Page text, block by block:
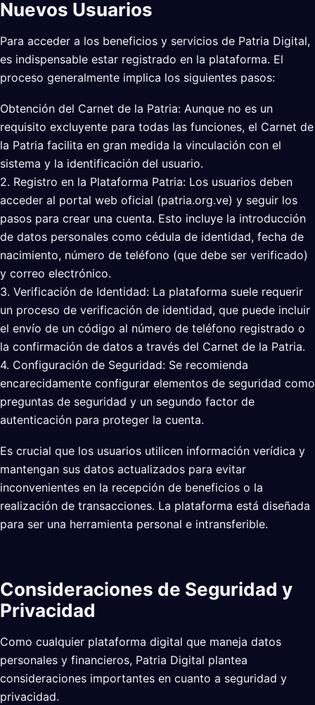
Nuevos Usuarios
Para acceder a los beneficios y servicios de Patria Digital,
es indispensable estar registrado en la plataforma. El
proceso generalmente implica los siguientes pasos:
Obtención del Carnet de la Patria: Aunque no es un
requisito excluyente para todas las funciones, el Carnet de
la Patria facilita en gran medida la vinculación con el
sistema y la identificación del usuario.
2. Registro en la Plataforma Patria: Los usuarios deben
acceder al portal web oficial (patria.org.ve) y seguir los
pasos para crear una cuenta. Esto incluye la introducción
de datos personales como cédula de identidad, fecha de
nacimiento, número de teléfono (que debe ser verificado)
y correo electrónico.
3. Verificación de Identidad: La plataforma suele requerir
un proceso de verificación de identidad, que puede incluir
el envío de un código al número de teléfono registrado o
la confirmación de datos a través del Carnet de la Patria.
4. Configuración de Seguridad: Se recomienda
encarecidamente configurar elementos de seguridad como
preguntas de seguridad y un segundo factor de
autenticación para proteger la cuenta.
Es crucial que los usuarios utilicen información verídica y
mantengan sus datos actualizados para evitar
inconvenientes en la recepción de beneficios o la
realización de transacciones. La plataforma está diseñada
para ser una herramienta personal e intransferible.
Consideraciones de Seguridad y
Privacidad
Como cualquier plataforma digital que maneja datos
personales y financieros, Patria Digital plantea
consideraciones importantes en cuanto a seguridad y
privacidad.